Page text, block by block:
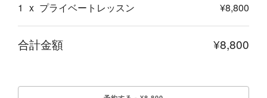
1 x プライベートレッスン ¥8,800
合計金額 ¥8,800